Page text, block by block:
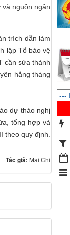
và nguồn ngân
trích dẫn làm
lập Tổ bảo vệ
cần sửa thành
hằng tháng
dự thảo nghị
tổng hợp và
theo quy định.
Tác giả: Mai Chi